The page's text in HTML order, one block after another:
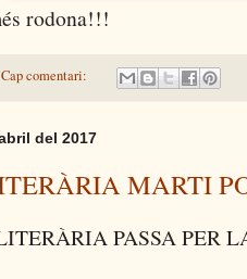
rodona!!!
Cap comentari:
del 2017
MARTI
PASSA PER